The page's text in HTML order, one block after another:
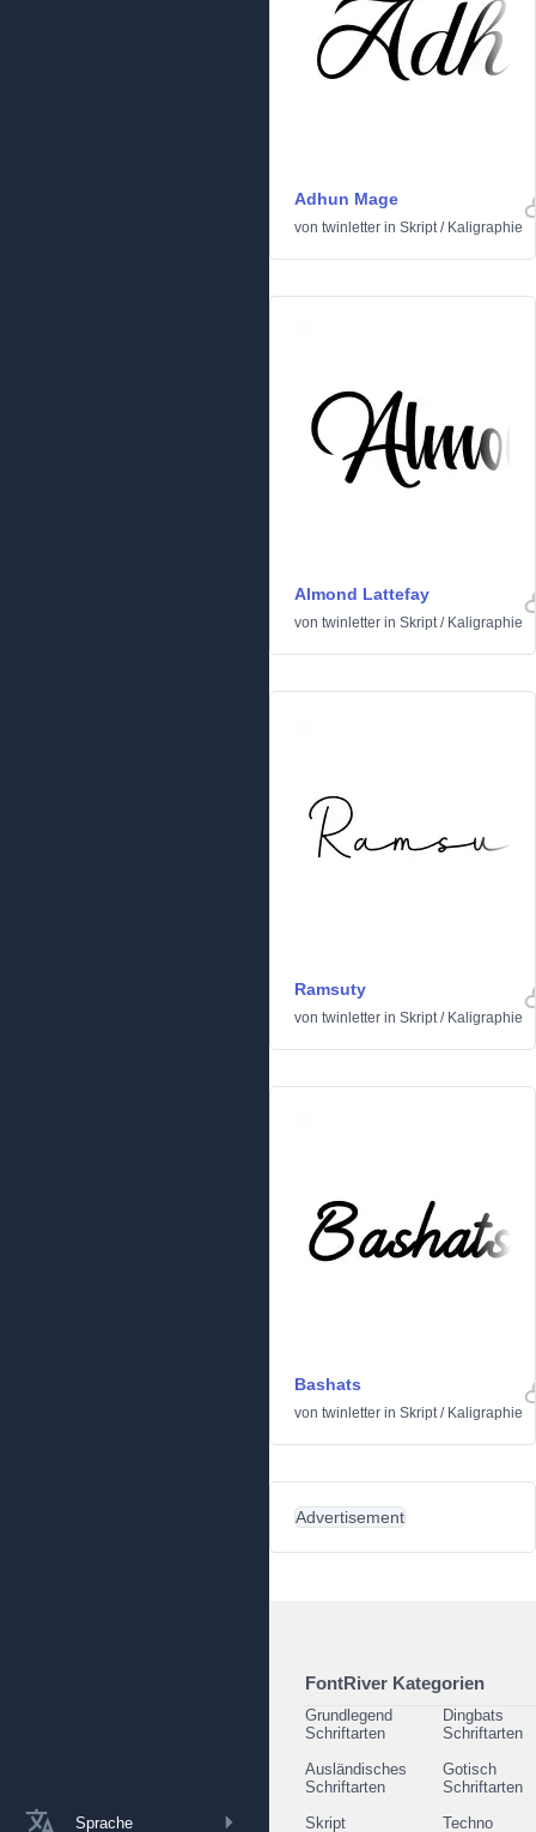
Sprache
Adhun Mage
von twinletter in Skript/ Kaligraphie
Almond Lattefay
von twinletter in Skript/ Kaligraphie
Ramsuty
von twinletter in Skript/ Kaligraphie
Bashats
von twinletter in Skript/ Kaligraphie
Advertisement
FontRiver Kategorien
Grundlegend
Schriftarten
Dingbats
Schriftarten
Ausländisches
Schriftarten
Gotisch
Schriftarten
Skript
Techno